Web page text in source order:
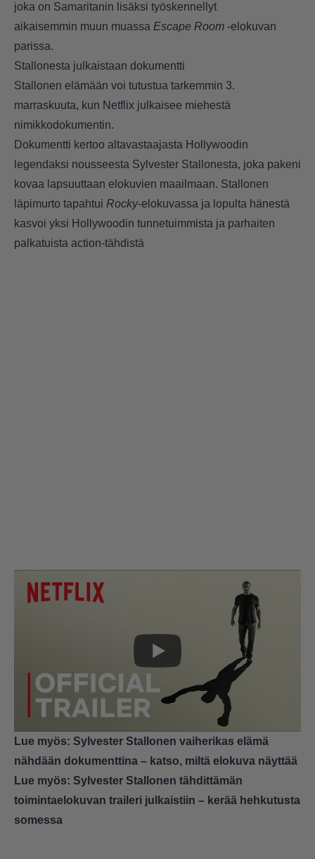
joka on Samaritanin lisäksi työskennellyt
aikaisemmin muun muassa Escape Room -elokuvan
parissa.
Stallonesta julkaistaan dokumentti
Stallonen elämään voi tutustua tarkemmin 3.
marraskuuta, kun Netflix julkaisee miehestä
nimikkodokumentin.
Dokumentti kertoo altavastaajasta Hollywoodin
legendaksi nousseesta Sylvester Stallonesta, joka pakeni
kovaa lapsuuttaan elokuvien maailmaan. Stallonen
läpimurto tapahtui Rocky-elokuvassa ja lopulta hänestä
kasvoi yksi Hollywoodin tunnetuimmista ja parhaiten
palkatuista action-tähdistä
Lue myös: Sylvester Stallonen vaiherikas elämä
nähdään dokumenttina – katso, miltä elokuva näyttää
Lue myös: Sylvester Stallonen tähdittämän
toimintaelokuvan traileri julkaistiin – kerää hehkutusta
somessa